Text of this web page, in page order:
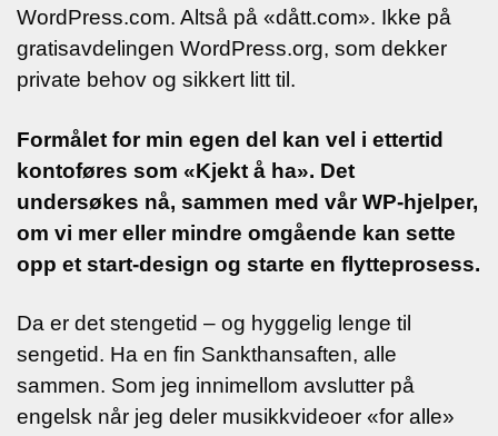
WordPress.com. Altså på «dått.com». Ikke på
gratisavdelingen WordPress.org, som dekker
private behov og sikkert litt til.
Formålet for min egen del kan vel i ettertid
kontoføres som «Kjekt å ha». Det
undersøkes nå, sammen med vår WP-hjelper,
om vi mer eller mindre omgående kan sette
opp et start-design og starte en flytteprosess.
Da er det stengetid – og hyggelig lenge til
sengetid. Ha en fin Sankthansaften, alle
sammen. Som jeg innimellom avslutter på
engelsk når jeg deler musikkvideoer «for alle»